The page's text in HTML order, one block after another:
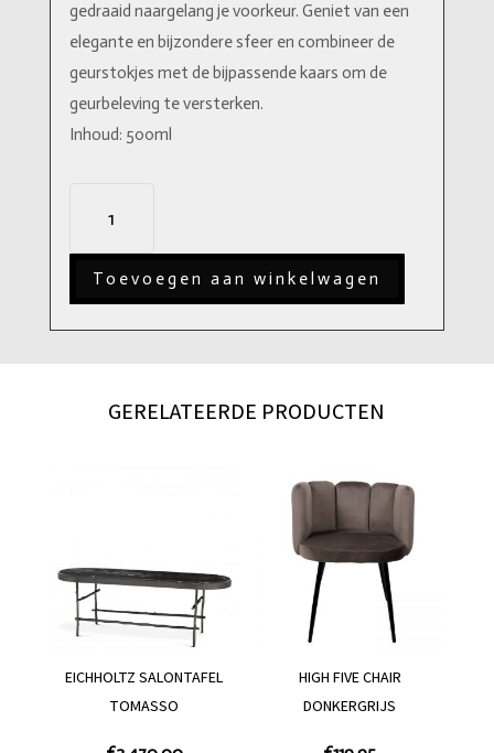
gedraaid naargelang je voorkeur. Geniet van een
elegante en bijzondere sfeer en combineer de
geurstokjes met de bijpassende kaars om de
geurbeleving te versterken.
Inhoud: 500ml
Amber
aantal
Toevoegen aan winkelwagen
GERELATEERDE PRODUCTEN
EICHHOLTZ SALONTAFEL
TOMASSO
HIGH FIVE CHAIR
DONKERGRIJS